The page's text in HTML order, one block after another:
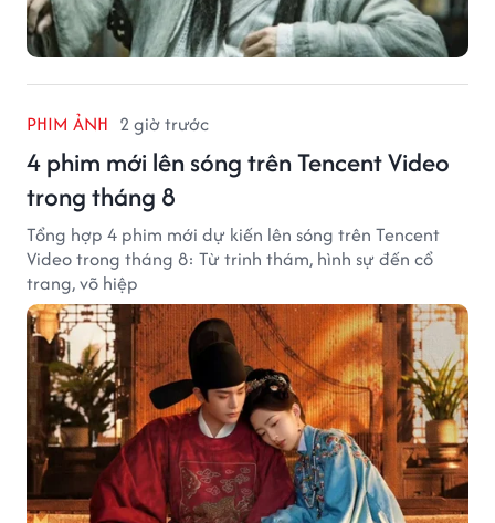
PHIM ẢNH 2 giờ trước
4 phim mới lên sóng trên Tencent Video
trong tháng 8
Tổng hợp 4 phim mới dự kiến lên sóng trên Tencent
Video trong tháng 8: Từ trinh thám, hình sự đến cổ
trang, võ hiệp